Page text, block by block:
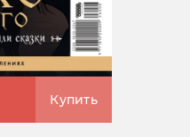
Купить